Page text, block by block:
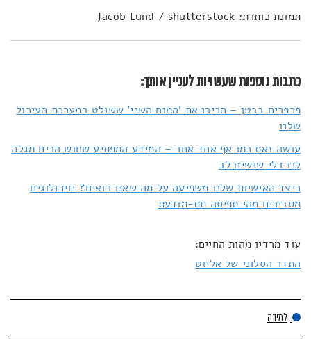
תמונת כותרת: Jacob Lund / shutterstock
כתבות נוספות שעשויות לעניין אותך:
פרפרים בבטן – הכירו את 'המוח השני' ששולט במערכת העיכול
שלנו
עושה זאת כמו אף אחד אחר – המידע המפתיע שחוש הריח מגלה
לנו בלי שנשים לב
כיצד האישיות שלנו משפיעה על מה שאנו רואים? נוירולוגים
מסבירים מהי תפיסה תת-מודעת
עוד מרדיו מהות החיים:
התדר הסלוני של אליוט
למידה